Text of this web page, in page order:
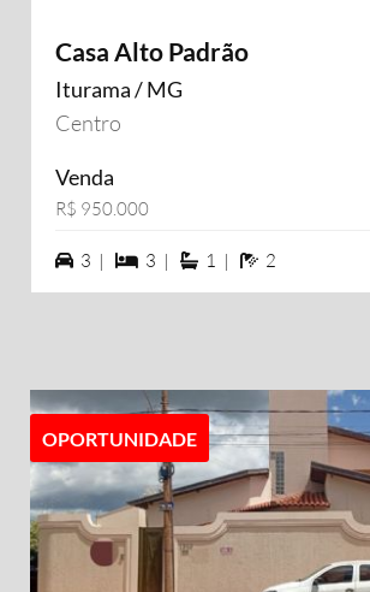
Casa Alto Padrão
Iturama / MG
Centro
Venda
R$ 950.000
3 vagas na garagem
3 | 3 dormiórios
3 | 1 suítes
1 | 2 banheiros
2
OPORTUNIDADE